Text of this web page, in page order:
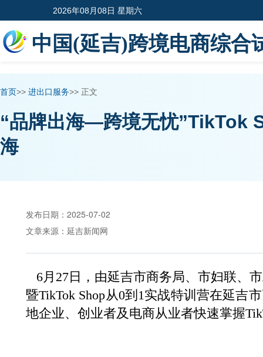
2026年08月08日 星期六
中国(延吉)跨境电商综合
首页>> 进出口服务>> 正文
“品牌出海—跨境无忧”TikTok
海
发布日期： 2025-07-02
文章来源： 延吉新闻网
6月27日，由延吉市商务局、市妇联、
暨TikTok Shop从0到1实战特训营在延吉
地企业、创业者及电商从业者快速掌握